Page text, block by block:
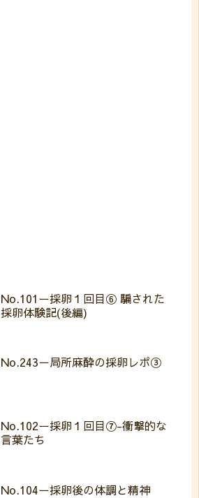
No.101ー採卵１回目⑥ 騙された
採卵体験記(後編)
No.243－局所麻酔の採卵レポ③
No.102ー採卵１回目⑦-衝撃的な
言葉たち
No.104ー採卵後の体調と精神